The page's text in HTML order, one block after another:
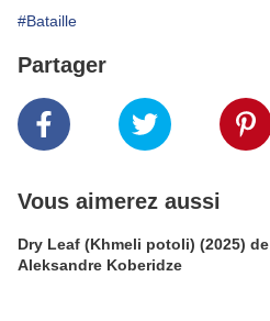
#Bataille
Partager
Vous aimerez aussi
Dry Leaf (Khmeli potoli) (2025) de
Aleksandre Koberidze